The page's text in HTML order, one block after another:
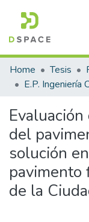
Communities &
All of DSpace
Home Tesis
E.P. Ingeniería
del
solución
pavimento
de la